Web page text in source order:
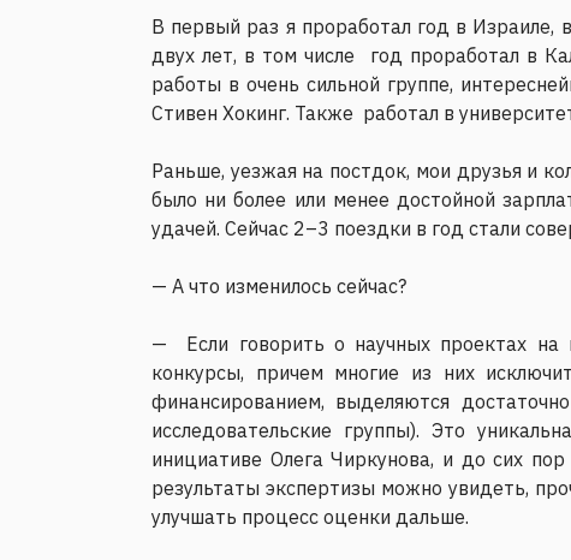
В первый раз я проработал год в Израиле,
двух лет, в том числе год проработал в
работы в очень сильной группе,
Стивен Хокинг. Также работал в
Раньше, уезжая на постдок, мои друзья и
было ни более или менее достойной
удачей. Сейчас 2–3 поездки в год стали
— А что изменилось сейчас?
— Если говорить о научных проектах на
конкурсы, причем многие из них
финансированием, выделяются
исследовательские группы). Это
инициативе Олега Чиркунова, и до сих
результаты экспертизы можно увидеть,
улучшать процесс оценки дальше.